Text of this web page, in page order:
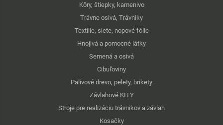
Kôry, štiepky, kamenivo
Trávne osivá, Trávniky
Textílie, siete, nopové fólie
Hnojivá a pomocné látky
Semená a osivá
Cibuľoviny
Palivové drevo, pelety, brikety
Závlahové KITY
Stroje pre realizáciu trávnikov a závlah
Kosačky